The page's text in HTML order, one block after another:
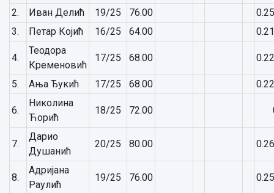
2. Иван Делић 19/25 76.00
3.
Петар Којић 16/25 64.00
4.
Теодора
Кременовић
17/25 68.00
5. Ања Ђукић 17/25 68.00
6.
Николина
Ћорић
18/25 72.00
7.
Дарио
Душанић
20/25 80.00
8.
Адријана
Раулић
19/25 76.00